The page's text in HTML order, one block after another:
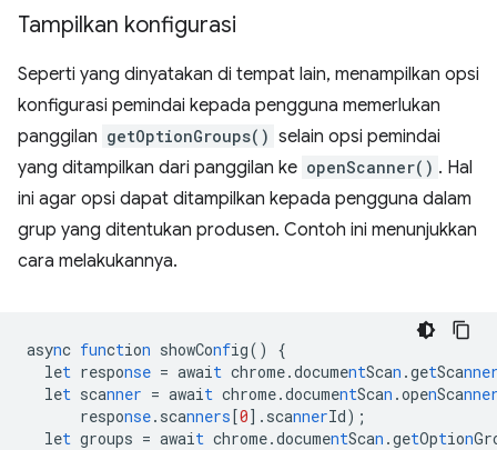
Tampilkan konfigurasi
Seperti yang dinyatakan di tempat lain, menampilkan opsi
konfigurasi pemindai kepada pengguna memerlukan
panggilan getOptionGroups() selain opsi pemindai
yang ditampilkan dari panggilan ke openScanner() . Hal
ini agar opsi dapat ditampilkan kepada pengguna dalam
grup yang ditentukan produsen. Contoh ini menunjukkan
cara melakukannya.
async function showConfig()
{
let response = await chrome.documentScan .getSca
let scanner = await chrome.documentScan .openSca
response.scanners[0] .scannerId);
let groups = await chrome.documentScan .getOption